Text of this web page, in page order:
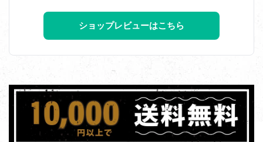
ショップレビューはこちら